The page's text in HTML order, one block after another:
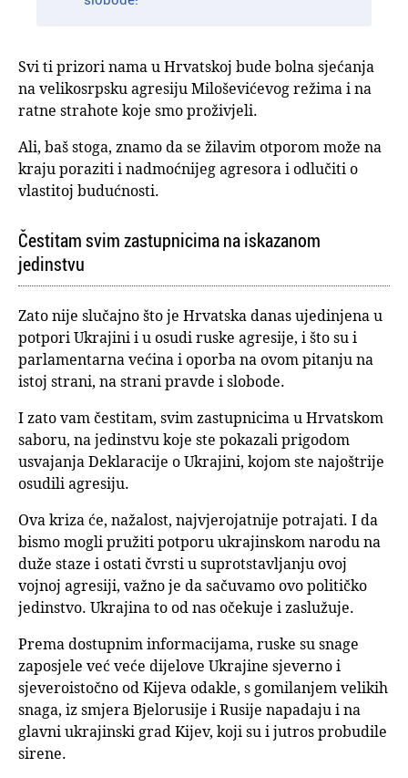
Svi ti prizori nama u Hrvatskoj bude bolna sjećanja
na velikosrpsku agresiju Miloševićevog režima i na
ratne strahote koje smo proživjeli.
Ali, baš stoga, znamo da se žilavim otporom može na
kraju poraziti i nadmoćnijeg agresora i odlučiti o
vlastitoj budućnosti.
Čestitam svim zastupnicima na iskazanom
jedinstvu
Zato nije slučajno što je Hrvatska danas ujedinjena u
potpori Ukrajini i u osudi ruske agresije, i što su i
parlamentarna većina i oporba na ovom pitanju na
istoj strani, na strani pravde i slobode.
I zato vam čestitam, svim zastupnicima u Hrvatskom
saboru, na jedinstvu koje ste pokazali prigodom
usvajanja Deklaracije o Ukrajini, kojom ste najoštrije
osudili agresiju.
Ova kriza će, nažalost, najvjerojatnije potrajati. I da
bismo mogli pružiti potporu ukrajinskom narodu na
duže staze i ostati čvrsti u suprotstavljanju ovoj
vojnoj agresiji, važno je da sačuvamo ovo političko
jedinstvo. Ukrajina to od nas očekuje i zaslužuje.
Prema dostupnim informacijama, ruske su snage
zaposjele već veće dijelove Ukrajine sjeverno i
sjeveroistočno od Kijeva odakle, s gomilanjem velikih
snaga, iz smjera Bjelorusije i Rusije napadaju i na
glavni ukrajinski grad Kijev, koji su i jutros probudile
sirene.